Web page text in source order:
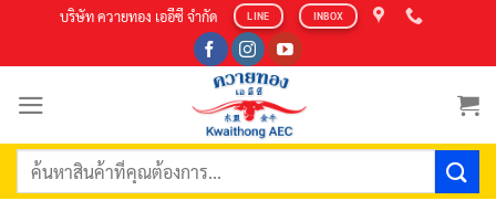
content
บริษัท ควายทอง เออีซี จำกัด LINE INBOX
ค้นหา: